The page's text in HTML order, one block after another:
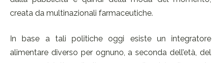
creata da multinazionali farmaceutiche.
In base a tali politiche oggi esiste un integratore
alimentare diverso per ognuno, a seconda dell’età, del